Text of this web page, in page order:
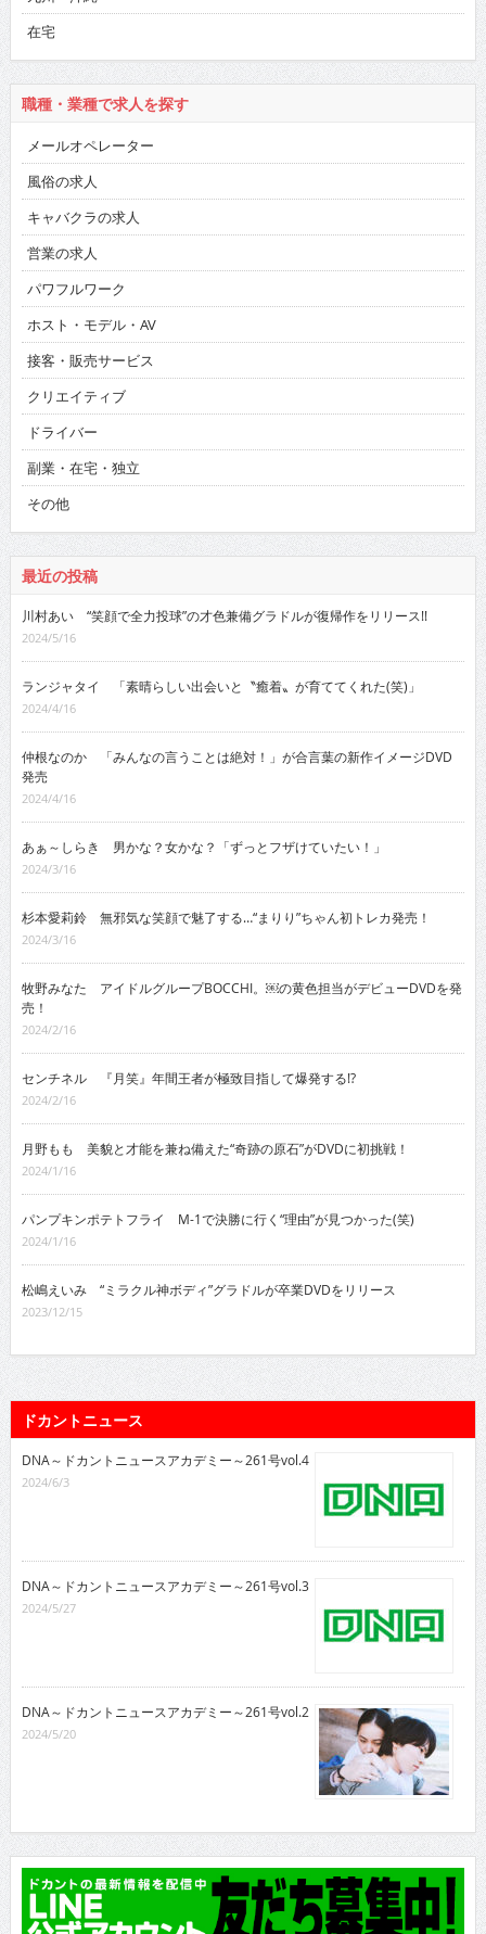
在宅
職種・業種で求人を探す
メールオペレーター
風俗の求人
キャバクラの求人
営業の求人
パワフルワーク
ホスト・モデル・AV
接客・販売サービス
クリエイティブ
ドライバー
副業・在宅・独立
その他
最近の投稿
川村あい “笑顔で全力投球”の才色兼備グラドルが復帰作をリリース!!
2024/5/16
ランジャタイ 「素晴らしい出会いと〝癒着〟が育ててくれた(笑)」
2024/4/16
仲根なのか 「みんなの言うことは絶対！」が合言葉の新作イメージDVD
発売
2024/4/16
あぁ～しらき 男かな？女かな？「ずっとフザけていたい！」
2024/3/16
杉本愛莉鈴 無邪気な笑顔で魅了する…“まりり”ちゃん初トレカ発売！
2024/3/16
牧野みなた アイドルグループBOCCHI。￼の黄色担当がデビューDVDを発
売！
2024/2/16
センチネル 『月笑』年間王者が極致目指して爆発する!?
2024/2/16
月野もも 美貌と才能を兼ね備えた“奇跡の原石”がDVDに初挑戦！
2024/1/16
パンプキンポテトフライ M-1で決勝に行く“理由”が見つかった(笑)
2024/1/16
松嶋えいみ “ミラクル神ボディ”グラドルが卒業DVDをリリース
2023/12/15
ドカントニュース
DNA～ドカントニュースアカデミー～261号vol.4
2024/6/3
DNA～ドカントニュースアカデミー～261号vol.3
2024/5/27
DNA～ドカントニュースアカデミー～261号vol.2
2024/5/20